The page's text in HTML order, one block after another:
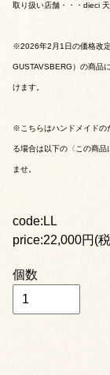
取り扱い店舗・・・dieci
※2026年2月1日の価格改
GUSTAVSBERG）の商品
けます。
※こちらはハンドメイドの
る場合は以下の〈この商
ませ。
code:LL
price:22,000円(
個数